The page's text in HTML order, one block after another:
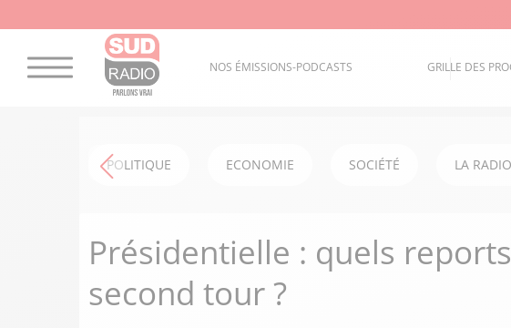
NOS ÉMISSIONS-PODCASTS GRILLE DES
POLITIQUE ECONOMIE SOCIÉTÉ LA
Présidentielle : quels
second tour ?